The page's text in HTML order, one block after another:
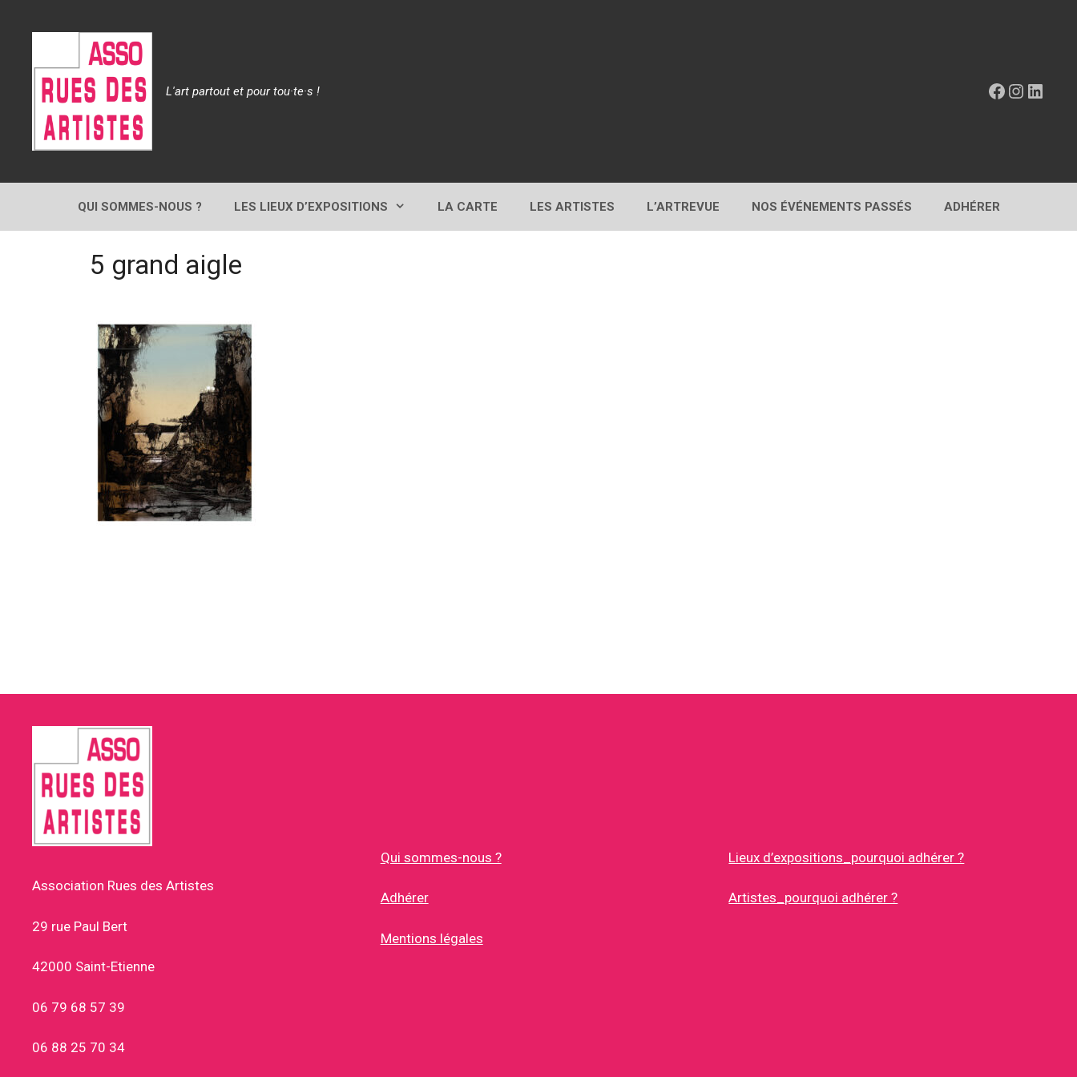
L'art partout et pour tou·te·s ! Facebook
QUI SOMMES-NOUS ? LES LIEUX D’EXPOSITIONS LA CARTE LES ARTISTES L’ARTREVUE NOS ÉVÉNEMENTS PASSÉS ADHÉRER
5 grand aigle
Association Rues des Artistes
29 rue Paul Bert
42000 Saint-Etienne
06 79 68 57 39
06 88 25 70 34
Qui sommes-nous ?
Adhérer
Mentions légales
Lieux d’expositions_pourquoi adhérer ?
Artistes_pourquoi adhérer ?